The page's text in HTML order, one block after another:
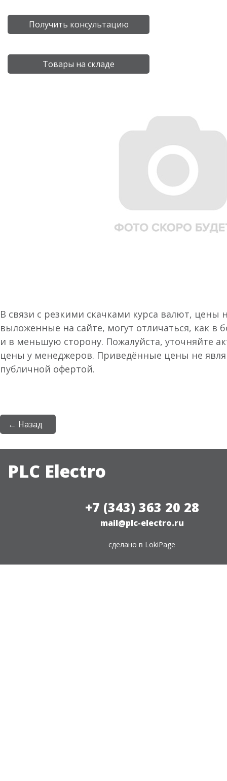
Получить консультацию
Товары на складе
В связи с резкими скачками курса валют, цены
выложенные на сайте, могут отличаться, как в
и в меньшую сторону. Пожалуйста, уточняйте
цены у менеджеров. Приведённые цены не
публичной офертой.
← Назад
PLC Electro
+7 (343) 363 20 28
mail@plc-electro.ru
сделано в LokiPage